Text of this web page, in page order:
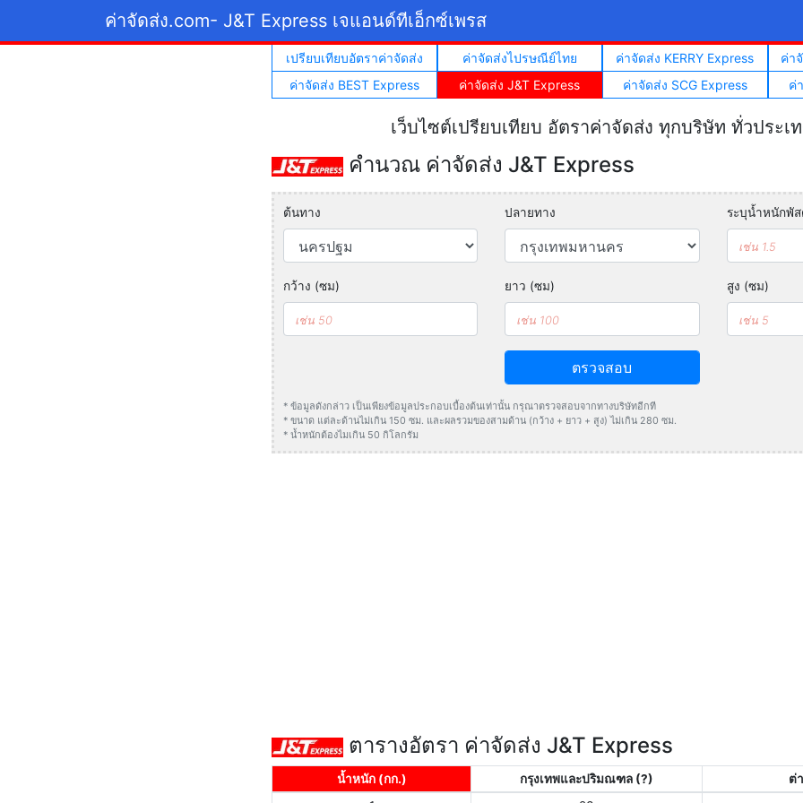
ค่าจัดส่ง.com- J&T Express เจแอนด์ทีเอ็กซ์เพรส
เปรียบเทียบอัตราค่าจัดส่ง ค่าจัดส่งไปรษณีย์ไทย ค่าจัดส่ง KERRY Express
ค่า
ค่าจัดส่ง BEST Express
ค่าจัดส่ง J&T Express ค่าจัดส่ง SCG Express ค่
เว็บไซต์เปรียบเทียบ อัตราค่าจัดส่ง ทุกบริษัท ทั่วประเ
คำนวณ ค่าจัดส่ง J&T Express
ต้นทาง ปลายทาง ระบุน้ำหนักพั
กว้าง (ซม) ยาว (ซม) สูง (ซม)
ตรวจสอบ
* ข้อมูลดังกล่าว เป็นเพียงข้อมูลประกอบเบื้องต้นเท่านั้น กรุณาตรวจสอบจากทางบริษัทอีกที
* ขนาด แต่ละด้านไม่เกิน 150 ซม. และผลรวมของสามด้าน (กว้าง + ยาว + สูง) ไม่เกิน 280 ซม.
* น้ำหนักต้องไมเกิน 50 กิโลกรัม
ตารางอัตรา ค่าจัดส่ง J&T Express
น้ำหนัก (กก.) กรุงเทพและปริมณฑล (?)
ต่